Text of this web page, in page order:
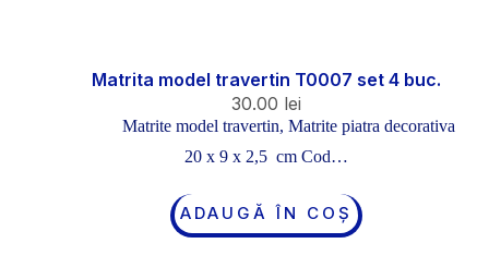
Matrita model travertin T0007 set 4 buc.
30.00 lei
Matrite model travertin, Matrite piatra decorativa
20 x 9 x 2,5 cm Cod…
ADAUGĂ ÎN COȘ